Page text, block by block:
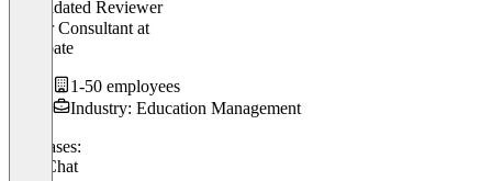
Validated Reviewer
Senior Consultant at
Excubate
1-50 employees
Industry: Education Management
Use cases:
Live Chat